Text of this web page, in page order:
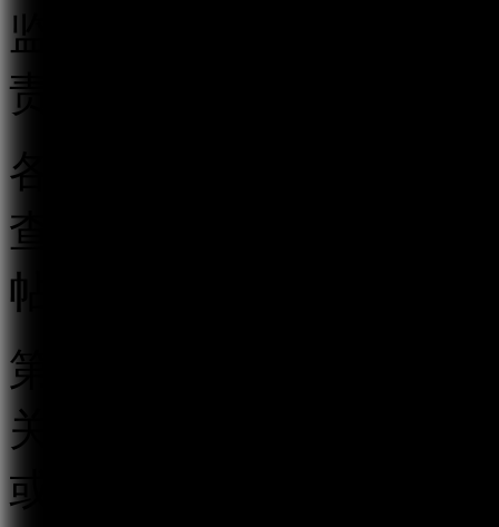
监督管理执法工作。地
责本行政区域的跟帖评
各级互联网信息办公室
查相结合的监督管理制
帖评论服务行为。
第四条 跟帖评论服务提
关的跟帖评论新产品、
或者省、自治区、直辖